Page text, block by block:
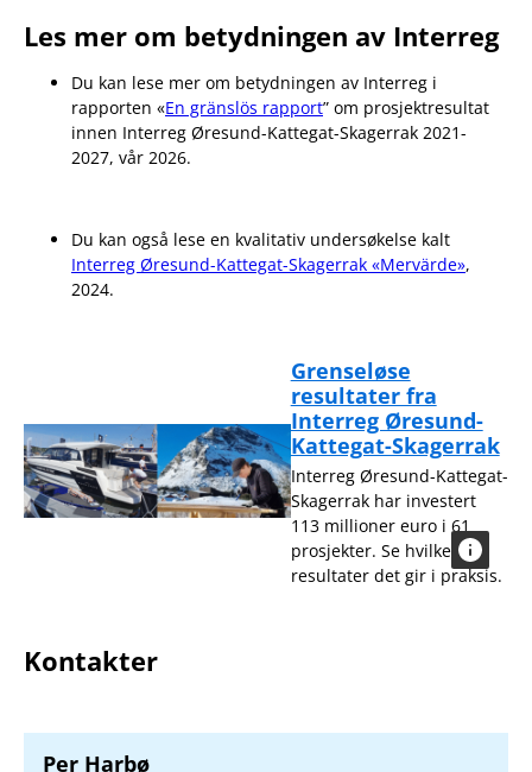
Les mer om betydningen av Interreg
Du kan lese mer om betydningen av Interreg i
rapporten «En gränslös rapport” om prosjektresultat
innen Interreg Øresund-Kattegat-Skagerrak 2021-
2027, vår 2026.
Du kan også lese en kvalitativ undersøkelse kalt
Interreg Øresund-Kattegat-Skagerrak «Mervärde»,
2024.
Grenseløse
resultater fra
Interreg Øresund-
Kattegat-Skagerrak
Interreg Øresund-Kattegat-
Skagerrak har investert
113 millioner euro i 61
prosjekter. Se hvilke
resultater det gir i praksis.
Kontakter
Per Harbø